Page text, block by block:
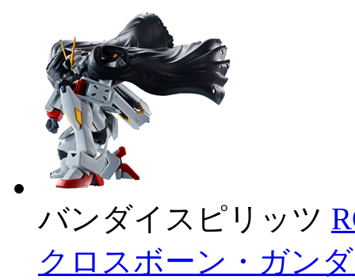
バンダイスピリッツ
クロスボーン・ガン